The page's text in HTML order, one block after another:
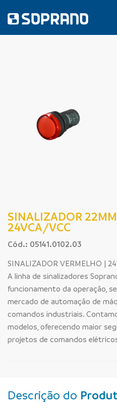
SINALIZADOR
24VCA/VCC
Cód.: 05141.0102.03
SINALIZADOR VERMELHO |
A linha de sinalizadores
funcionamento da operação,
mercado de automação de
comandos industriais.
modelos, oferecendo maior
projetos de comandos
Descrição do